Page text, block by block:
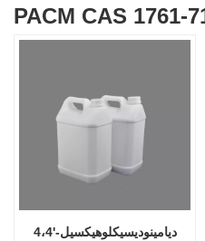
PACM CAS 1761-
4،4'-ديامينوديسيكلوهيكسيل